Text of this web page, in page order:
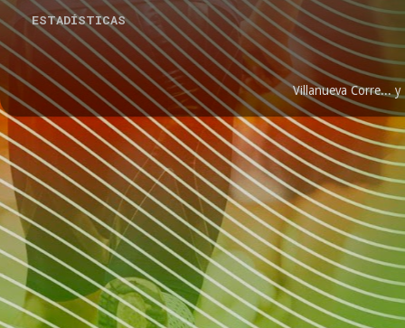
ESTADÍSTICAS
Villanueva Corre...